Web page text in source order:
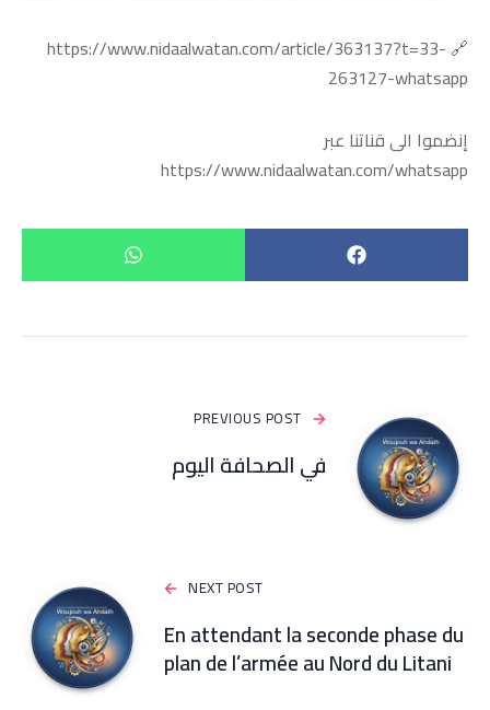
🔗 https://www.nidaalwatan.com/article/363137?t=33-
263127-whatsapp
إنضموا الى قناتنا عبر
https://www.nidaalwatan.com/whatsapp
PREVIOUS POST
في الصحافة اليوم
NEXT POST
En attendant la seconde phase du
plan de l’armée au Nord du Litani